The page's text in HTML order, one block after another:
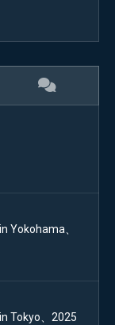
Yokohama、
Tokyo、2025